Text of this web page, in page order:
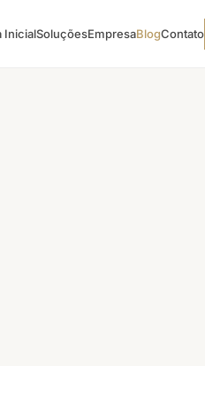
InicialSoluçõesEmpresaBlogContato